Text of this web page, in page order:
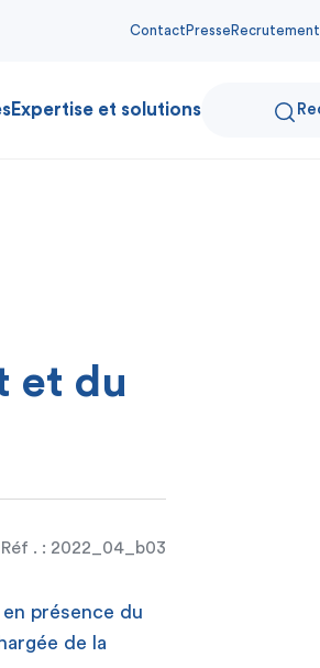
Contact Presse Recrutement
Expertise et solutions
et du
Réf . : 2022_04_b03
présence du
de la